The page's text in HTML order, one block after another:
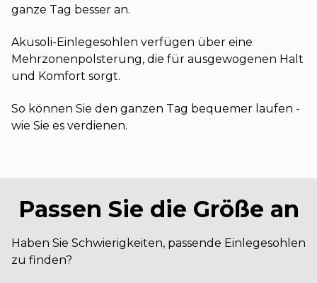
ganze Tag besser an.
Akusoli-Einlegesohlen verfügen über eine
Mehrzonenpolsterung, die für ausgewogenen Halt
und Komfort sorgt.
So können Sie den ganzen Tag bequemer laufen -
wie Sie es verdienen.
Passen Sie die Größe an
Haben Sie Schwierigkeiten, passende Einlegesohlen
zu finden?